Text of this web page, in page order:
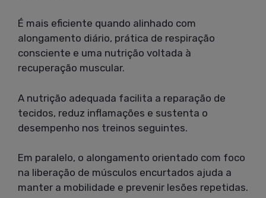
É mais eficiente quando alinhado com
alongamento diário, prática de respiração
consciente e uma nutrição voltada à
recuperação muscular.
A nutrição adequada facilita a reparação de
tecidos, reduz inflamações e sustenta o
desempenho nos treinos seguintes.
Em paralelo, o alongamento orientado com foco
na liberação de músculos encurtados ajuda a
manter a mobilidade e prevenir lesões repetidas.